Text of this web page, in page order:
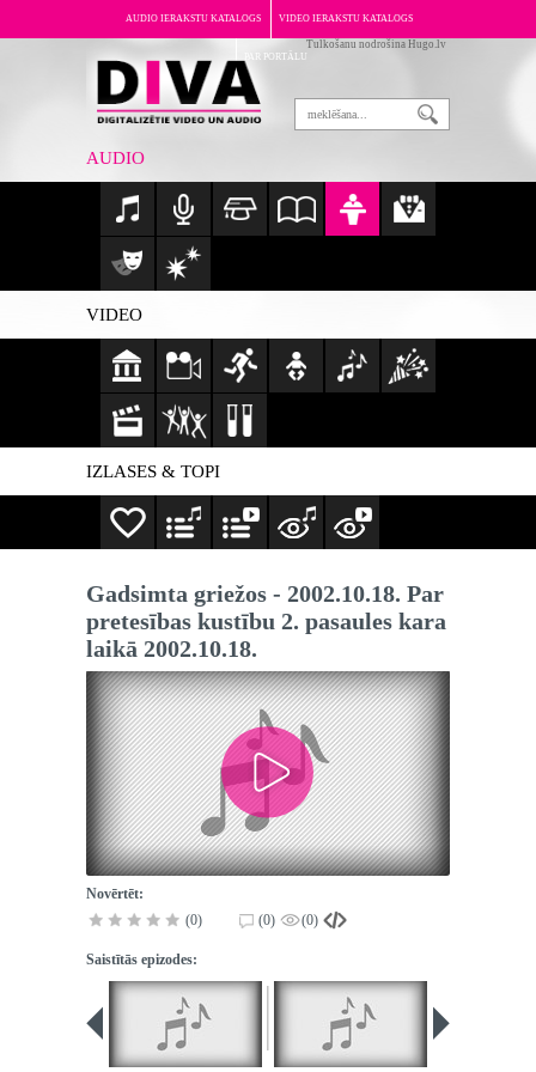
AUDIO IERAKSTU KATALOGS VIDEO IERAKSTU KATALOGS
PAR PORTĀLU
Tulkošanu nodrošina Hugo.lv
AUDIO
VIDEO
IZLASES & TOPI
Gadsimta griežos - 2002.10.18. Par
pretesības kustību 2. pasaules kara
laikā 2002.10.18.
Novērtēt:
(0)
(0) (0)
Saistītās epizodes: